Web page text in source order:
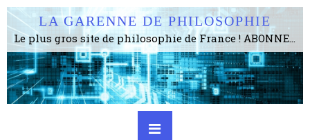
LA GARENNE DE PHILOSOPHIE
Le plus gros site de philosophie de France ! ABONNEZ-VOUS ! 4115 Articles, 1634 abonné·e·s, depuis 2006 . . . . . . . . 2 852 214 pages vues jusqu'à présent. Prestance et être apte à un plus grand nombre de choses.